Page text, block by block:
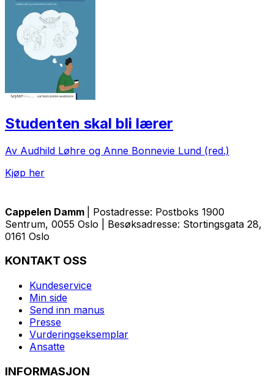
Studenten skal bli lærer
Av Audhild Løhre og Anne Bonnevie Lund (red.)
Kjøp her
Cappelen Damm
| Postadresse: Postboks 1900
Sentrum, 0055 Oslo | Besøksadresse: Stortingsgata 28,
0161 Oslo
KONTAKT OSS
Kundeservice
Min side
Send inn manus
Presse
Vurderingseksemplar
Ansatte
INFORMASJON